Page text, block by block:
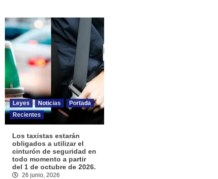
Leyes Noticias
Portada
Recientes
Los taxistas estarán
obligados a utilizar el
cinturón de seguridad en
todo momento a partir
del 1 de octubre de 2026.
26 junio, 2026